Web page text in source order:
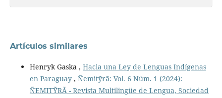
Artículos similares
Henryk Gaska , Hacia una Ley de Lenguas Indígenas
en Paraguay , Ñemitỹrã: Vol. 6 Núm. 1 (2024):
ÑEMITỸRÃ - Revista Multilingüe de Lengua, Sociedad